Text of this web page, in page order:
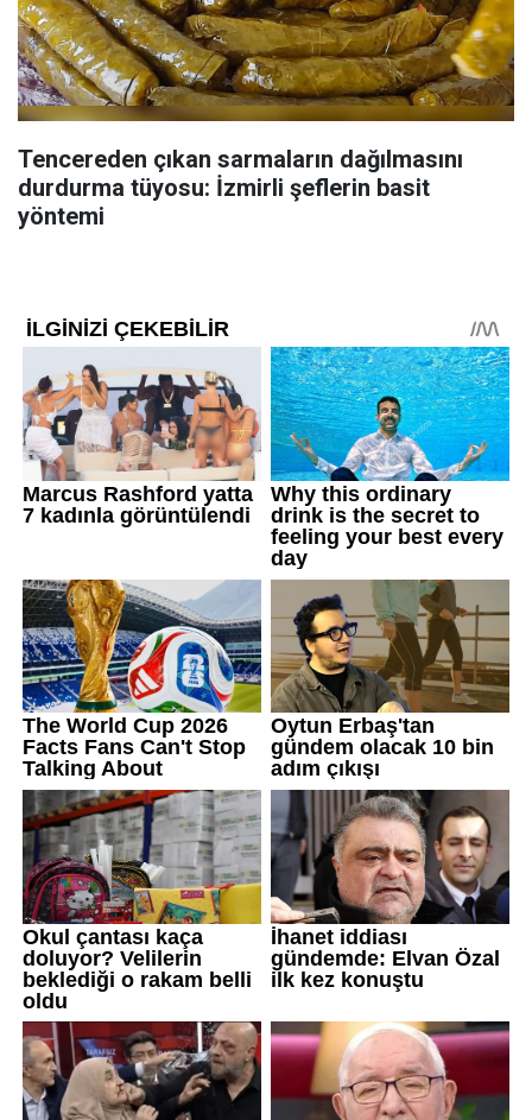
Tencereden çıkan sarmaların dağılmasını
durdurma tüyosu: İzmirli şeflerin basit
yöntemi